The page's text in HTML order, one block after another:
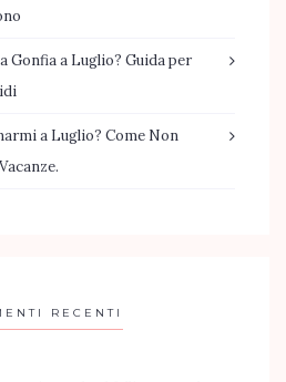
Gonfia a Luglio? Guida per
a Luglio? Come Non
RECENTI